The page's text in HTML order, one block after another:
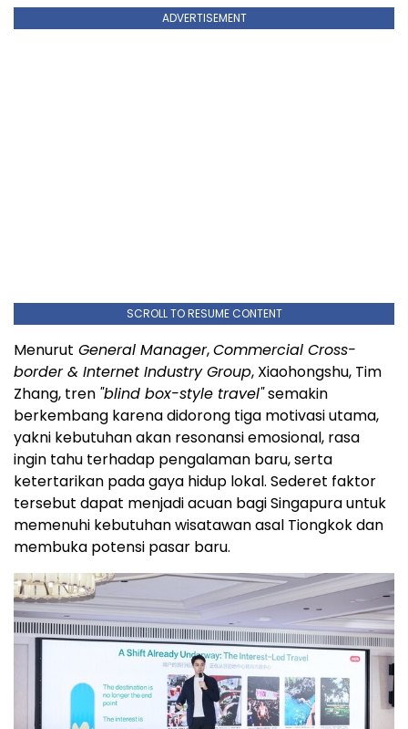
ADVERTISEMENT
SCROLL TO RESUME CONTENT
Menurut General Manager,Commercial Cross-
border & Internet Industry Group, Xiaohongshu, Tim
Zhang, tren "blind box-style travel"semakin
berkembang karena didorong tiga motivasi utama,
yakni kebutuhan akan resonansi emosional, rasa
ingin tahu terhadap pengalaman baru, serta
ketertarikan pada gaya hidup lokal. Sederet faktor
tersebut dapat menjadi acuan bagi Singapura untuk
memenuhi kebutuhan wisatawan asal Tiongkok dan
membuka potensi pasar baru.